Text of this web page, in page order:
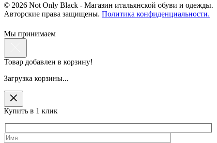
© 2026 Not Only Black - Магазин итальянской обуви и одежды.
Авторские права защищены. Политика конфиденциальности.
Мы принимаем
Товар добавлен в корзину!
Загрузка корзины...
Купить в 1 клик